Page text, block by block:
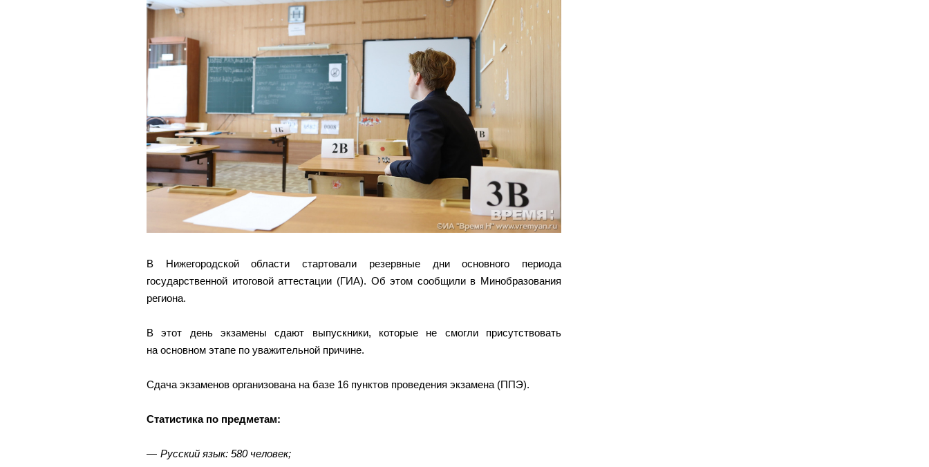
В Нижегородской области стартовали резервные дни основного периода
государственной итоговой аттестации (ГИА). Об этом сообщили в Минобразования
региона.
В этот день экзамены сдают выпускники, которые не смогли присутствовать
на основном этапе по уважительной причине.
Сдача экзаменов организована на базе 16 пунктов проведения экзамена (ППЭ).
Статистика по предметам:
Русский язык: 580 человек;